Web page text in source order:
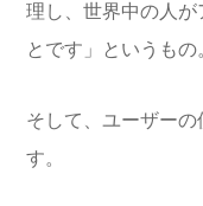
理し、世界中の人が
とです」というもの
そして、ユーザー
す。